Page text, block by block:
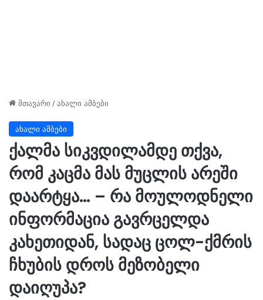
მთავარი /ახალი ამბები
ახალი ამბები
ქალმა სიკვდილამდე თქვა,
რომ კაცმა მას მუცლის არეში
დაარტყა… – რა მოულოდნელი
ინფორმაცია გავრცელდა
კახეთიდან, სადაც ცოლ-ქმრის
ჩხუბის დროს მეზობელი
დაიღუპა?